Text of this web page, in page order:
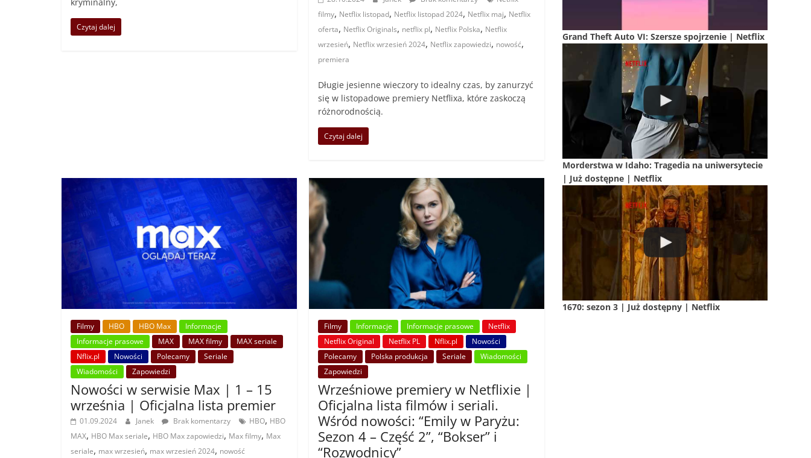
Czytaj dalej
filmy, Netflix listopad, Netflix listopad 2024, Netflix maj, Netflix
oferta, Netflix Originals, netflix pl, Netflix Polska, Netflix
wrzesień, Netflix wrzesień 2024, Netflix zapowiedzi, nowość,
premiera
Długie jesienne wieczory to idealny czas, by zanurzyć
się w listopadowe premiery Netflixa, które zaskoczą
różnorodnością.
Czytaj dalej
Filmy HBO HBO Max
Informacje
Informacje prasowe
MAX MAX filmy
MAX seriale
Nflix.pl
Nowości Polecamy
Seriale
Wiadomości
Zapowiedzi
Nowości w serwisie Max | 1 – 15
września | Oficjalna lista premier
01.09.2024 Janek Brak komentarzy HBO, HBO
MAX, HBO Max seriale, HBO Max zapowiedzi, Max filmy, Max
seriale, max wrzesień, max wrzesień 2024, nowość
Filmy Informacje Informacje prasowe
Netflix
Netflix Original
Netflix PL Nflix.pl
Nowości
Polecamy
Polska produkcja Seriale
Wiadomości
Zapowiedzi
Wrześniowe premiery w Netflixie |
Oficjalna lista filmów i seriali.
Wśród nowości: “Emily w Paryżu:
Sezon 4 – Część 2”, “Bokser” i
“Rozwodnicy”
Grand Theft Auto VI: Szersze spojrzenie | Netflix
Morderstwa w Idaho: Tragedia na uniwersytecie
| Już dostępne | Netflix
1670: sezon 3 | Już dostępny | Netflix